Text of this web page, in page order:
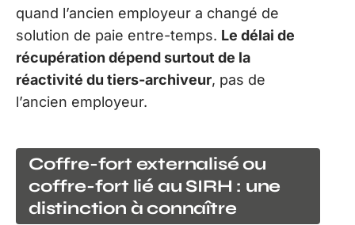
quand l’ancien employeur a changé de
solution de paie entre-temps. Le délai de
récupération dépend surtout de la
réactivité du tiers-archiveur, pas de
l’ancien employeur.
Coffre-fort externalisé ou
coffre-fort lié au SIRH : une
distinction à connaître